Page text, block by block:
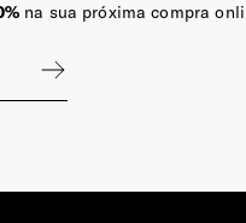
na sua próxima compra